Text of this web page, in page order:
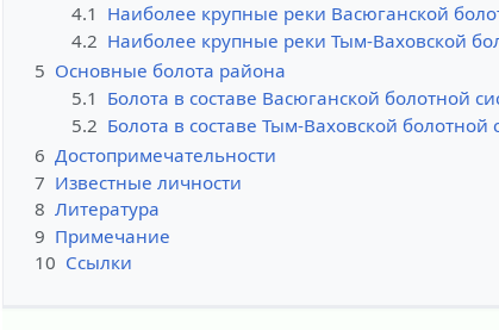
4.1 Наиболее крупные реки Васюганской
4.2 Наиболее крупные реки Тым-Ваховской
5 Основные болота района
5.1 Болота в составе Васюганской болотной
5.2 Болота в составе Тым-Ваховской болотной
6 Достопримечательности
7 Известные личности
8 Литература
9 Примечание
10 Ссылки